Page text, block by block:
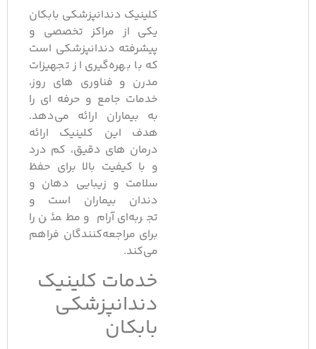
کلینیک دندانپزشکی بابکان
یکی از مراکز تخصصی و
پیشرفته دندانپزشکی است
که با بهره‌گیری از تجهیزات
مدرن و فناوری های روز،
خدمات جامع و حرفه ای را
به بیماران ارائه می‌دهد.
هدف این کلینیک ارائه
درمان های دقیق، کم درد
و با کیفیت بالا برای حفظ
سلامت و زیبایی دهان و
دندان بیماران است و
تجربه‌ای آرام و مطمئن را
برای مراجعه‌کنندگان فراهم
می‌کند.
خدمات کلینیک
دندانپزشکی
بابکان